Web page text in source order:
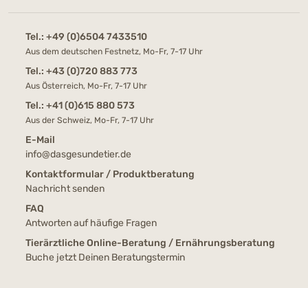
Tel.: +49 (0)6504 7433510
Aus dem deutschen Festnetz, Mo-Fr, 7-17 Uhr
Tel.: +43 (0)720 883 773
Aus Österreich, Mo-Fr, 7-17 Uhr
Tel.: +41 (0)615 880 573
Aus der Schweiz, Mo-Fr, 7-17 Uhr
E-Mail
info@dasgesundetier.de
Kontaktformular / Produktberatung
Nachricht senden
FAQ
Antworten auf häufige Fragen
Tierärztliche Online-Beratung / Ernährungsberatung
Buche jetzt Deinen Beratungstermin